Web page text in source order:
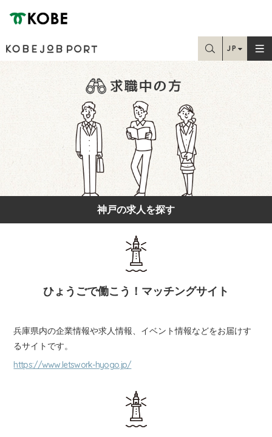
お探しの情報はこちらから検索できます
JP
Home
学生・就職課の方
求職中の方
人事・採用担当の方
保護者の方
神戸の求人を探す
ひょうごで働こう！マッチングサイト
兵庫県内の企業情報や求人情報、イベント情報などをお届けす
るサイトです。
https://www.letswork-hyogo.jp/